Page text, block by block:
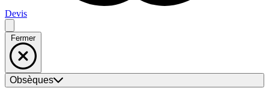
Devis
Fermer
Obsèques